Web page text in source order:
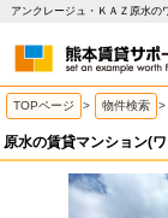
TOPページ > 物件検索 >
原水の賃貸マンション(